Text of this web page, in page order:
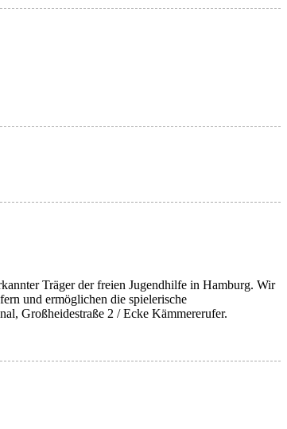
Träger der freien Jugendhilfe in Hamburg. Wir
und ermöglichen die spielerische
Großheidestraße 2 / Ecke Kämmererufer.